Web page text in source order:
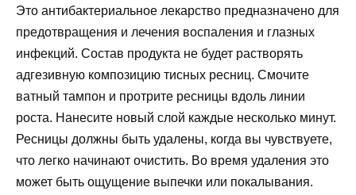
Это антибактериальное лекарство предназначено для
предотвращения и лечения воспаления и глазных
инфекций. Состав продукта не будет растворять
адгезивную композицию тисных ресниц. Смочите
ватный тампон и протрите ресницы вдоль линии
роста. Нанесите новый слой каждые несколько минут.
Ресницы должны быть удалены, когда вы чувствуете,
что легко начинают очистить. Во время удаления это
может быть ощущение выпечки или покалывания.